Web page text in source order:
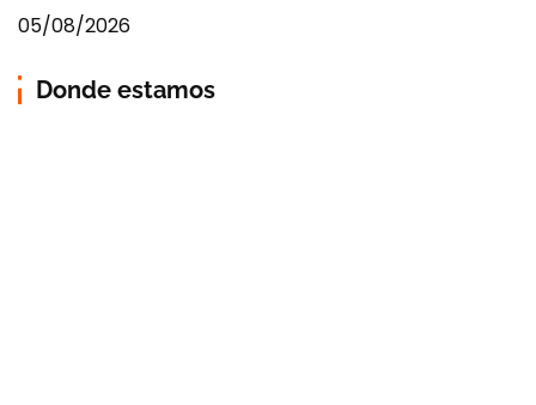
05/08/2026
Donde estamos